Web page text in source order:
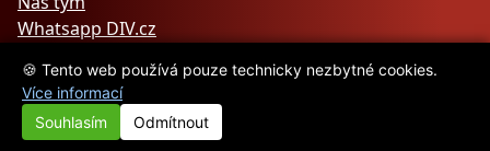
Whatsapp DIV.cz
🍪 Tento web používá pouze technicky nezbytné cookies.
Více informací
Souhlasím
Odmítnout